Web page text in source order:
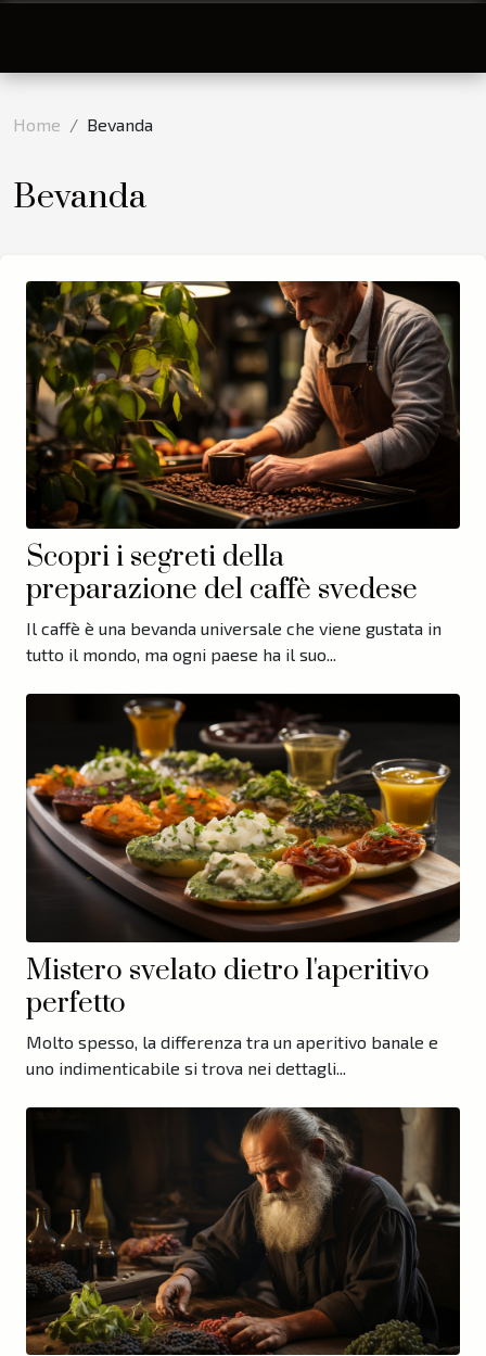
Home Bevanda
Bevanda
Scopri i segreti della
preparazione del caffè svedese
Il caffè è una bevanda universale che viene gustata in
tutto il mondo, ma ogni paese ha il suo...
Mistero svelato dietro l'aperitivo
perfetto
Molto spesso, la differenza tra un aperitivo banale e
uno indimenticabile si trova nei dettagli...